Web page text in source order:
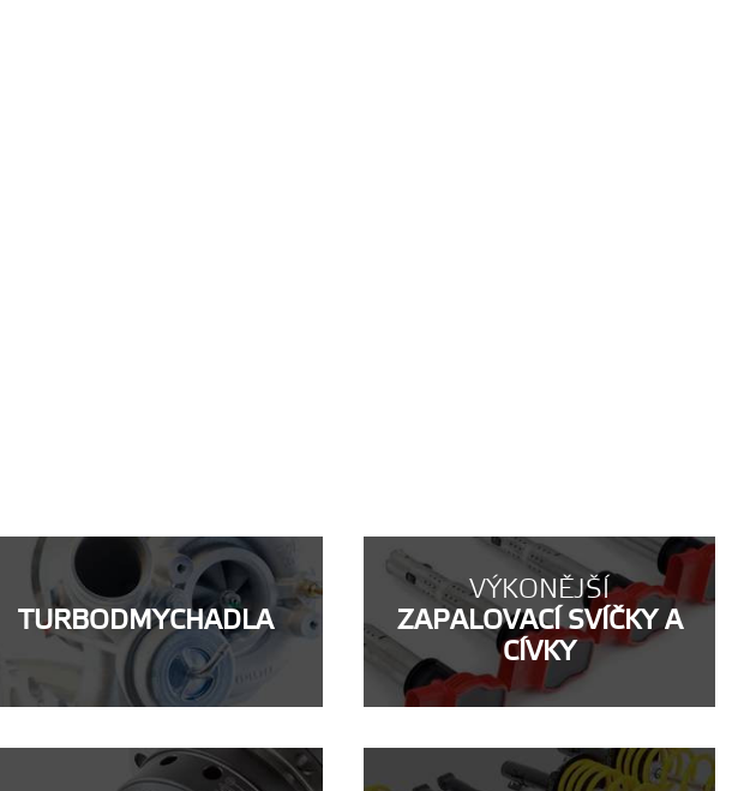
TURBODMYCHADLA
VÝKONĚJŠÍ
ZAPALOVACÍ SVÍČKY A
CÍVKY